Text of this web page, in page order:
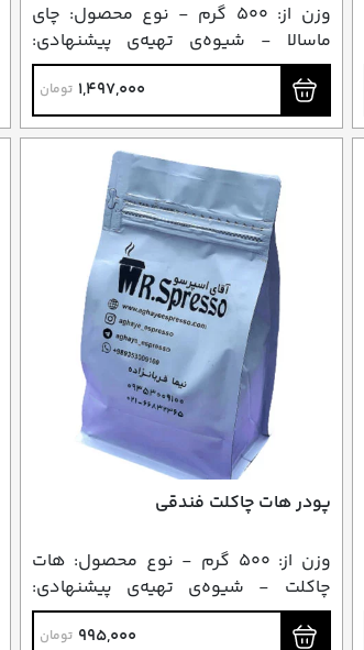
وزن از: ۵۰۰ گرم - نوع محصول: چای
ماسالا - شیوه‌ی تهیه‌ی پیشنهادی:
ترکیب با شیر
1,497,000 تومان
پودر هات چاکلت فندقی
وزن از: ۵۰۰ گرم - نوع محصول: هات
چاکلت - شیوه‌ی تهیه‌ی پیشنهادی:
ترکیب با شیر
995,000 تومان